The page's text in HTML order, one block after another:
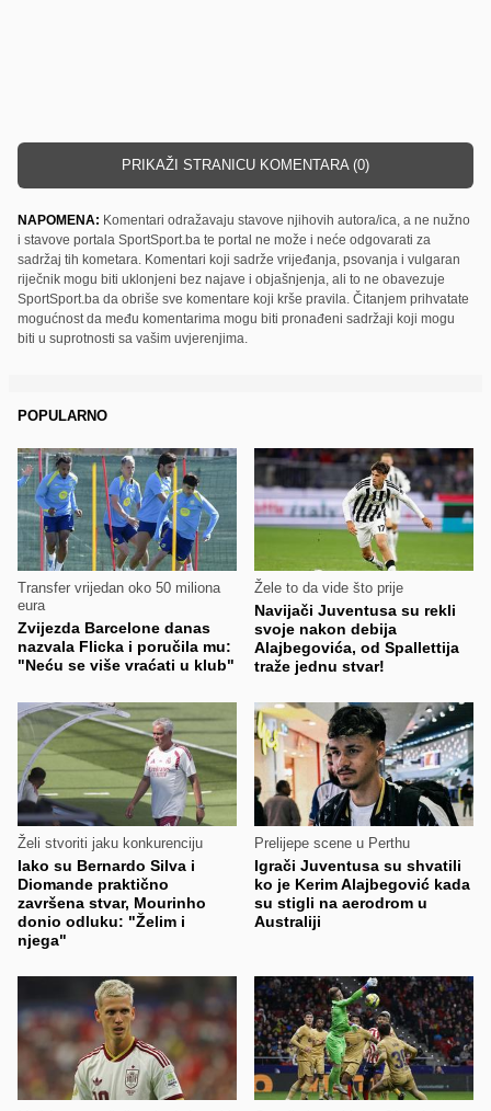
PRIKAŽI STRANICU KOMENTARA (0)
NAPOMENA: Komentari odražavaju stavove njihovih autora/ica, a ne nužno
i stavove portala SportSport.ba te portal ne može i neće odgovarati za
sadržaj tih kometara. Komentari koji sadrže vrijeđanja, psovanja i vulgaran
riječnik mogu biti uklonjeni bez najave i objašnjenja, ali to ne obavezuje
SportSport.ba da obriše sve komentare koji krše pravila. Čitanjem prihvatate
mogućnost da među komentarima mogu biti pronađeni sadržaji koji mogu
biti u suprotnosti sa vašim uvjerenjima.
POPULARNO
Transfer vrijedan oko 50 miliona
eura
Zvijezda Barcelone danas
nazvala Flicka i poručila mu:
"Neću se više vraćati u klub"
Žele to da vide što prije
Navijači Juventusa su rekli
svoje nakon debija
Alajbegovića, od Spallettija
traže jednu stvar!
Želi stvoriti jaku konkurenciju
Iako su Bernardo Silva i
Diomande praktično
završena stvar, Mourinho
donio odluku: "Želim i
njega"
Prelijepe scene u Perthu
Igrači Juventusa su shvatili
ko je Kerim Alajbegović kada
su stigli na aerodrom u
Australiji